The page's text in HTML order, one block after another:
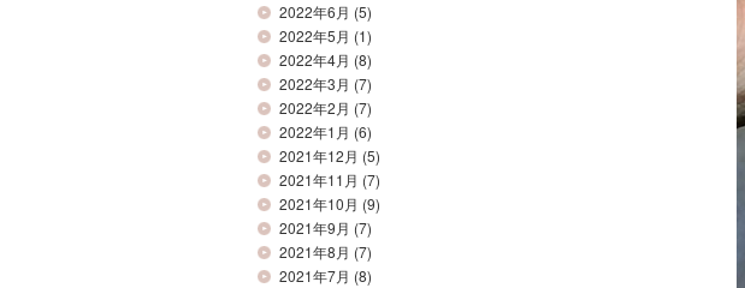
2022年6月 (5)
2022年5月 (1)
2022年4月 (8)
2022年3月 (7)
2022年2月 (7)
2022年1月 (6)
2021年12月 (5)
2021年11月 (7)
2021年10月 (9)
2021年9月 (7)
2021年8月 (7)
2021年7月 (8)